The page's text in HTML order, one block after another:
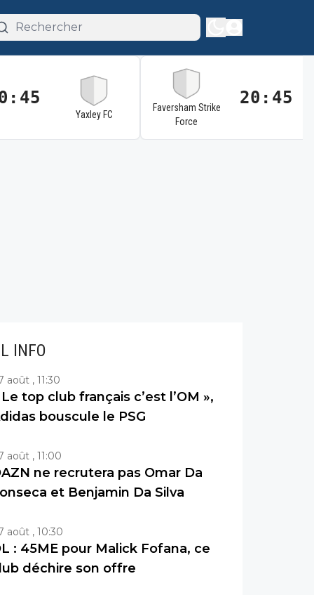
Yaxley FC
Faversham Strike
Force
20:45
INFO
août , 11:30
Le top club français c’est l’OM »,
bouscule le PSG
août , 11:00
ne recrutera pas Omar Da
et Benjamin Da Silva
août , 10:30
: 45ME pour Malick Fofana, ce
déchire son offre